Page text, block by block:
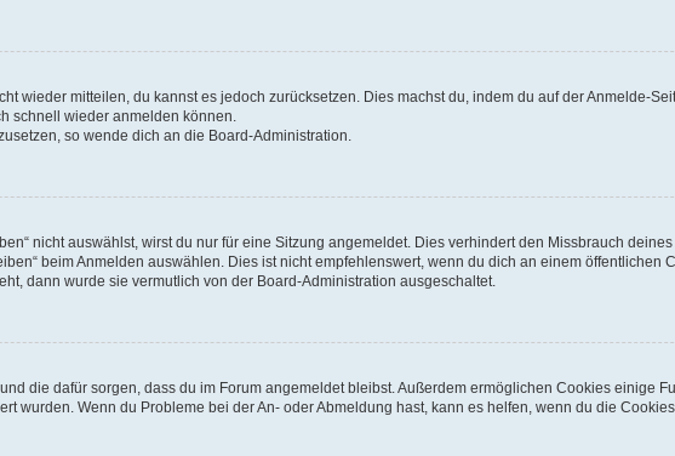
wieder mitteilen, du kannst es jedoch zurücksetzen. Dies machst du, indem du auf der Anmelde-
schnell wieder anmelden können.
so wende dich an die Board-Administration.
nicht auswählst, wirst du nur für eine Sitzung angemeldet. Dies verhindert den Missbrauch
beim Anmelden auswählen. Dies ist nicht empfehlenswert, wenn du dich an einem öffentlichen
dann wurde sie vermutlich von der Board-Administration ausgeschaltet.
die dafür sorgen, dass du im Forum angemeldet bleibst. Außerdem ermöglichen Cookies einige
wurden. Wenn du Probleme bei der An- oder Abmeldung hast, kann es helfen, wenn du die Cookies